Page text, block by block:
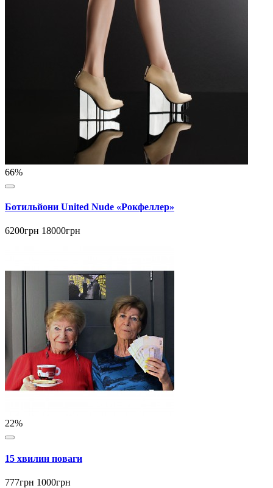
66%
Ботильйони United Nude «Рокфеллер»
6200грн 18000грн
22%
15 хвилин поваги
777грн 1000грн